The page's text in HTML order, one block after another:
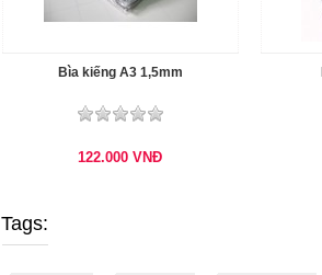
Bìa kiếng A3 1,5mm
122.000VNĐ
Tags: